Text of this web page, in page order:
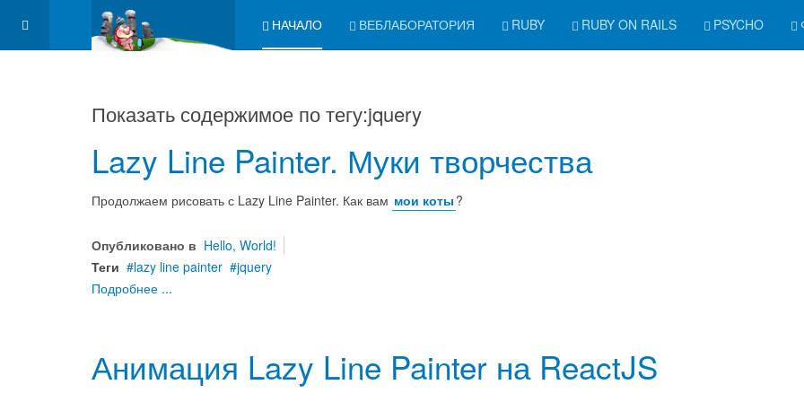
НАЧАЛО ВЕБЛАБОРАТОРИЯ RUBY RUBY ON RAILS PSYCHO
Показать содержимое по тегу:jquery
Lazy Line Painter. Муки творчества
Продолжаем рисовать с Lazy Line Painter. Как вам мои коты ?
Опубликовано в Hello, World!
Теги
lazy line painter
jquery
Подробнее ...
Анимация Lazy Line Painter на ReactJS